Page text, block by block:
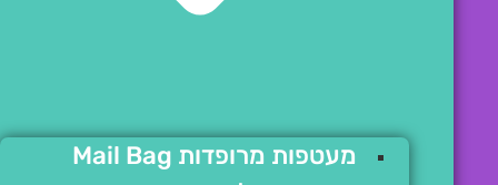
מעטפות מרופדות Mail Bag